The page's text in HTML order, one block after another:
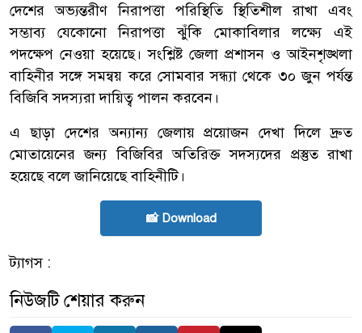
দেশের অভ্যন্তরীণ নিরাপত্তা পরিস্থিতি স্থিতিশীল রাখা এবং
সম্ভাব্য যেকোনো নিরাপত্তা ঝুঁকি মোকাবিলার লক্ষ্যে এই
পদক্ষেপ নেওয়া হয়েছে। সংশ্লিষ্ট জেলা প্রশাসন ও আইনশৃঙ্খলা
বাহিনীর সঙ্গে সমন্বয় করে সোমবার সন্ধ্যা থেকে ৩০ জুন পর্যন্ত
বিজিবি সদস্যরা দায়িত্ব পালন করবেন।
এ ছাড়া দেশের অন্যান্য জেলায় প্রয়োজন দেখা দিলে দ্রুত
মোতায়েনের জন্য বিজিবির অতিরিক্ত সদস্যদের প্রস্তুত রাখা
হয়েছে বলে জানিয়েছে বাহিনীটি।
📸 Download
ট্যাগস :
নিউজটি শেয়ার করুন